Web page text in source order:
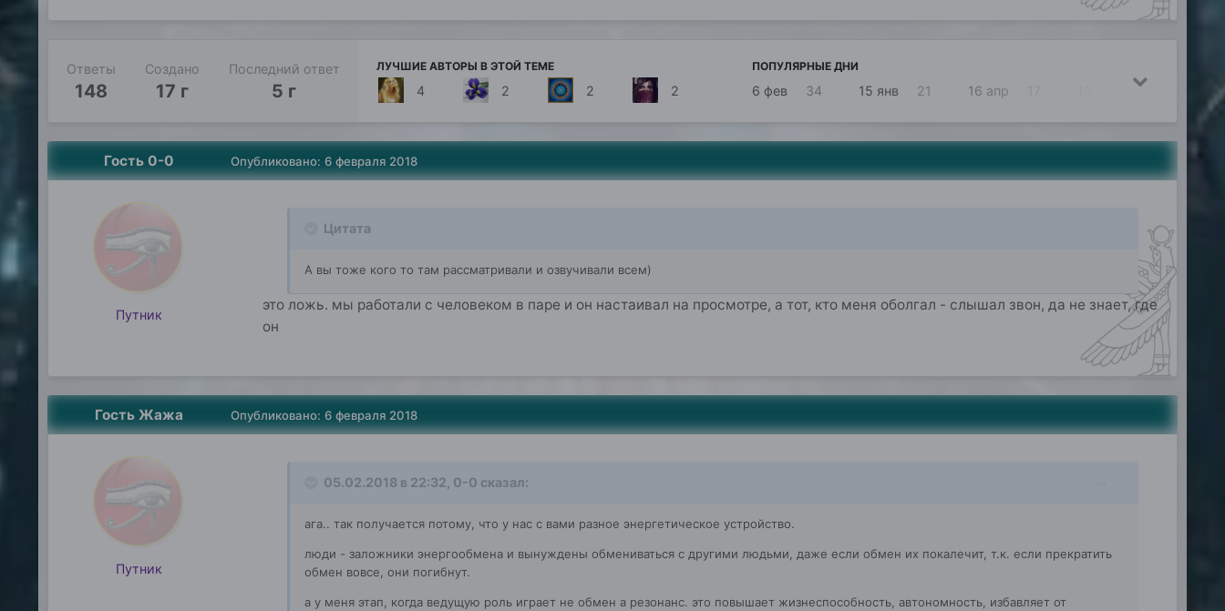
Ответы
148
Создано
17 г
Последний ответ
5 г
ЛУЧШИЕ АВТОРЫ В ЭТОЙ ТЕМЕ
4 2 2 2
ПОПУЛЯРНЫЕ ДНИ
6 фев 34 15 янв 21 16 апр 10
Гость 0-0
Путник
Опубликовано: 6 февраля 2018
Цитата
А вы тоже кого то там рассматривали и озвучивали всем)
это ложь. мы работали с человеком в паре и он настаивал на просмотре, а тот, кто меня оболгал - слышал звон, да не знает, где
он
Гость Жажа
Путник
Опубликовано: 6 февраля 2018
05.02.2018 в 22:32, 0-0 сказал:
ага.. так получается потому, что у нас с вами разное энергетическое устройство.
люди - заложники энергообмена и вынуждены обмениваться с другими людьми, даже если обмен их покалечит, т.к. если прекратить
обмен вовсе, они погибнут.
а у меня этап, когда ведущую роль играет не обмен а резонанс. это повышает жизнеспособность, автономность, избавляет от